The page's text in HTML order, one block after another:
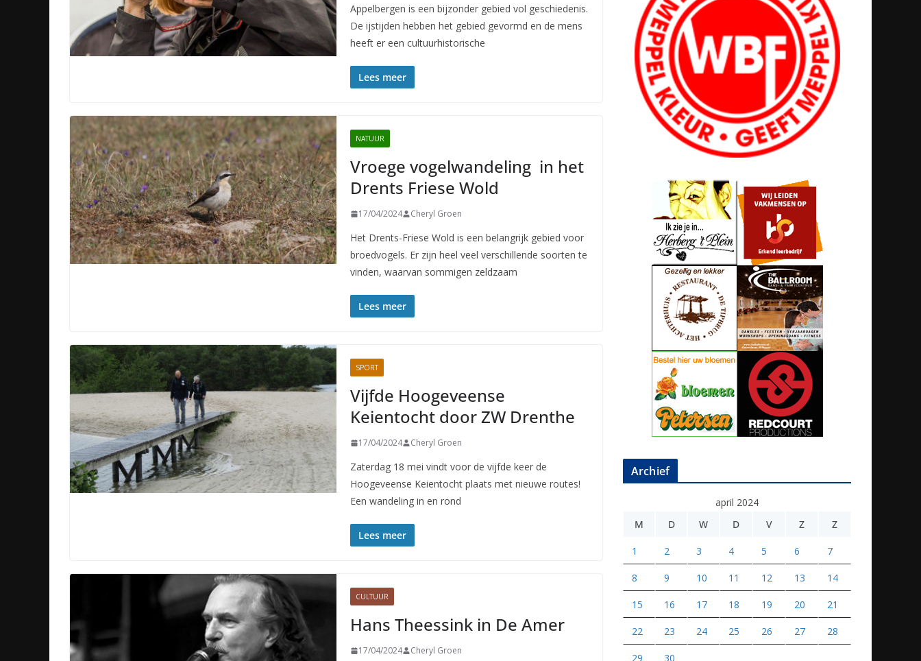
Appelbergen is een bijzonder gebied vol geschiedenis.
De ijstijden hebben het gebied gevormd en de mens
heeft er een cultuurhistorische
Lees meer
NATUUR
Vroege vogelwandeling in het
Drents Friese Wold
17/04/2024 Cheryl Groen
Het Drents-Friese Wold is een belangrijk gebied voor
broedvogels. Er zijn heel veel verschillende soorten te
vinden, waarvan sommigen zeldzaam
Lees meer
SPORT
Vijfde Hoogeveense
Keientocht door ZW Drenthe
17/04/2024 Cheryl Groen
Zaterdag 18 mei vindt voor de vijfde keer de
Hoogeveense Keientocht plaats met nieuwe routes!
Een wandeling in en rond
Lees meer
CULTUUR
Hans Theessink in De Amer
17/04/2024 Cheryl Groen
Archief
april 2024
M
D W D V Z Z
1 2 3 4 5 6 7
8 9 10 11 12 13 14
15 16 17 18 19 20 21
22 23 24 25 26 27 28
29 30